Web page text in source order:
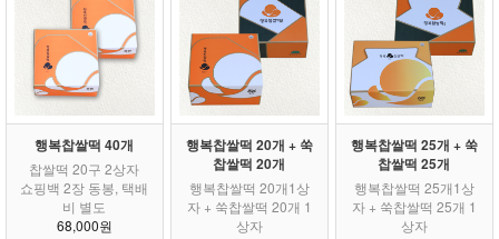
행복찹쌀떡 40개
찹쌀떡 20구 2상자
쇼핑백 2장 동봉, 택배
비 별도
68,000원
행복찹쌀떡 20개 + 쑥
찹쌀떡 20개
행복찹쌀떡 20개1상
자 + 쑥찹쌀떡 20개 1
상자
행복찹쌀떡 25개 + 쑥
찹쌀떡 25개
행복찹쌀떡 25개1상
자 + 쑥찹쌀떡 25개 1
상자